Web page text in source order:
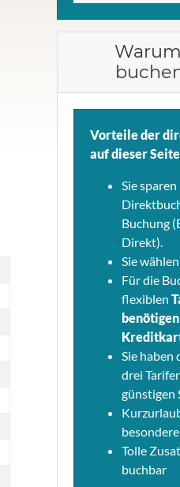
Vorteile der
auf dieser
Sie sparen
Buchung
Direkt).
Sie
Für die
flexiblen
Sie haben
drei
günstigen
besondere
Tolle
buchbar